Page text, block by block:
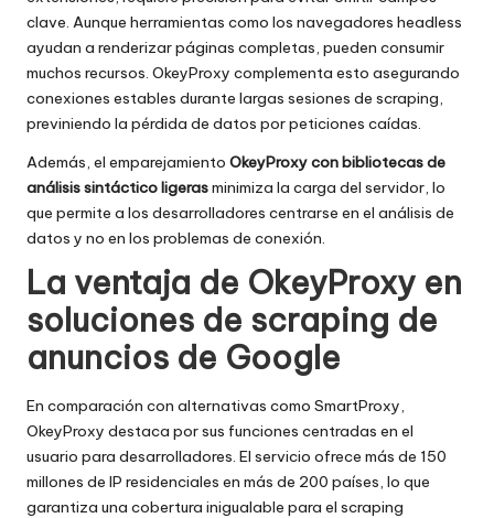
clave. Aunque herramientas como los navegadores headless
ayudan a renderizar páginas completas, pueden consumir
muchos recursos. OkeyProxy complementa esto asegurando
conexiones estables durante largas sesiones de scraping,
previniendo la pérdida de datos por peticiones caídas.
Además, el emparejamiento OkeyProxy con bibliotecas de
análisis sintáctico ligerasminimiza la carga del servidor, lo
que permite a los desarrolladores centrarse en el análisis de
datos y no en los problemas de conexión.
La ventaja de OkeyProxy en
soluciones de scraping de
anuncios de Google
En comparación con alternativas como SmartProxy,
OkeyProxy destaca por sus funciones centradas en el
usuario para desarrolladores. El servicio ofrece más de 150
millones de IP residenciales en más de 200 países, lo que
garantiza una cobertura inigualable para el scraping